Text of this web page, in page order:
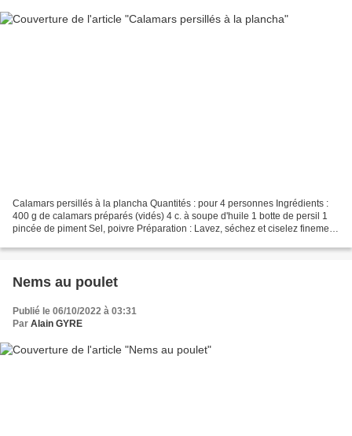
Calamars persillés à la plancha Quantités : pour 4 personnes Ingrédients :
400 g de calamars préparés (vidés) 4 c. à soupe d'huile 1 botte de persil 1
pincée de piment Sel, poivre Préparation : Lavez, séchez et ciselez finement
Nems au poulet
Publié le 06/10/2022 à 03:31
Par Alain GYRE